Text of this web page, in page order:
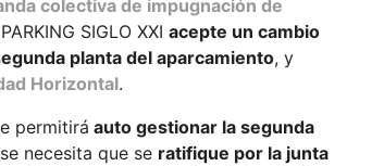
PROPIETARIOS
PARKING
AVDA.
ESPAÑA
colectiva de impugnación de
SIGLO XXI acepte un cambio
planta del aparcamiento, y
Horizontal.
permitirá auto gestionar la segunda
necesita que se ratifique por la junta